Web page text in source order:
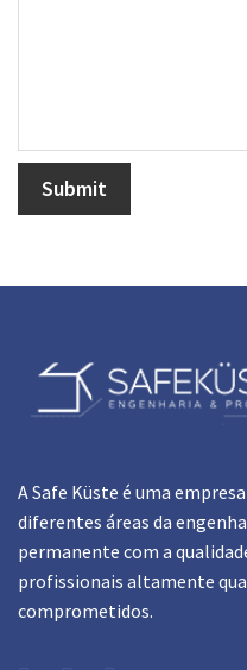
A Safe Küste é uma
diferentes áreas da
permanente com a
profissionais altamente
comprometidos.